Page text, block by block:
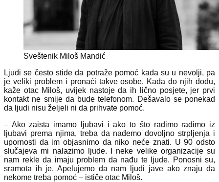
Sveštenik Miloš Mandić
Ljudi se često stide da potraže pomoć kada su u nevolji, pa
je veliki problem i pronaći takve osobe. Kada do njih dođu,
kaže otac Miloš, uvijek nastoje da ih lično posjete, jer prvi
kontakt ne smije da bude telefonom. Dešavalo se ponekad
da ljudi nisu željeli ni da prihvate pomoć.
– Ako zaista imamo ljubavi i ako to što radimo radimo iz
ljubavi prema njima, treba da nađemo dovoljno strpljenja i
upornosti da im objasnimo da niko neće znati. U 90 odsto
slučajeva mi nalazimo ljude. I neke velike organizacije su
nam rekle da imaju problem da nađu te ljude. Ponosni su,
sramota ih je. Apelujemo da nam ljudi jave ako znaju da
nekome treba pomoć – ističe otac Miloš.